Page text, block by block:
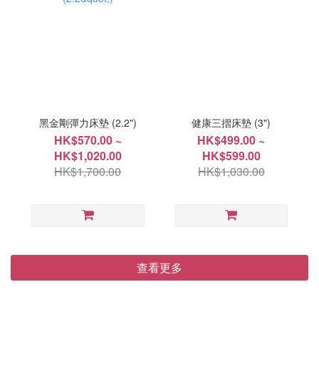
黑金剛彈力床墊 (2.2")
HK$570.00 ~
HK$1,020.00
HK$1,700.00
健康三摺床墊 (3")
HK$499.00 ~
HK$599.00
HK$1,030.00
查看更多